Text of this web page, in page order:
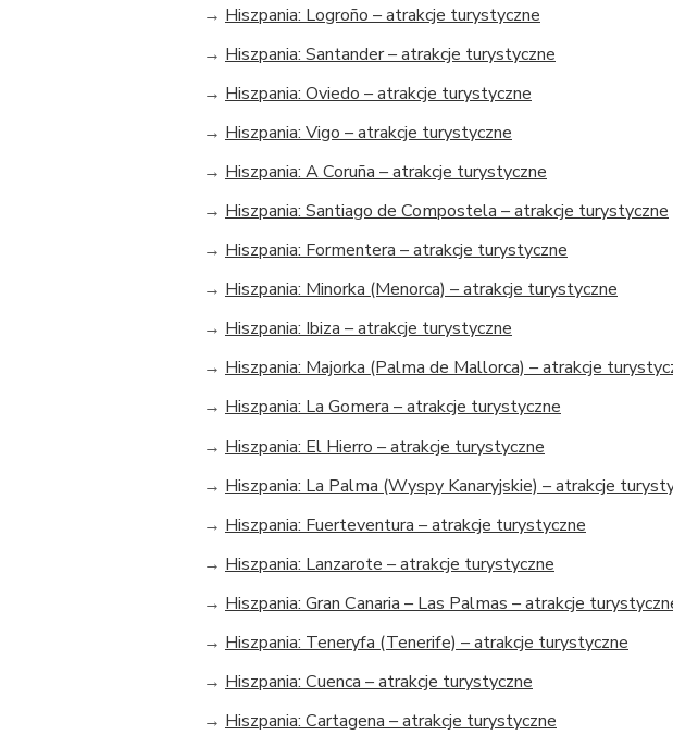
→ Hiszpania: Logroño – atrakcje turystyczne
→ Hiszpania: Santander – atrakcje turystyczne
→ Hiszpania: Oviedo – atrakcje turystyczne
→ Hiszpania: Vigo – atrakcje turystyczne
→ Hiszpania: A Coruña – atrakcje turystyczne
→ Hiszpania: Santiago de Compostela – atrakcje turystyczne
→ Hiszpania: Formentera – atrakcje turystyczne
→ Hiszpania: Minorka (Menorca) – atrakcje turystyczne
→ Hiszpania: Ibiza – atrakcje turystyczne
→ Hiszpania: Majorka (Palma de Mallorca) – atrakcje
→ Hiszpania: La Gomera – atrakcje turystyczne
→ Hiszpania: El Hierro – atrakcje turystyczne
→ Hiszpania: La Palma (Wyspy Kanaryjskie) – atrakcje
→ Hiszpania: Fuerteventura – atrakcje turystyczne
→ Hiszpania: Lanzarote – atrakcje turystyczne
→ Hiszpania: Gran Canaria – Las Palmas – atrakcje
→ Hiszpania: Teneryfa (Tenerife) – atrakcje turystyczne
→ Hiszpania: Cuenca – atrakcje turystyczne
→ Hiszpania: Cartagena – atrakcje turystyczne